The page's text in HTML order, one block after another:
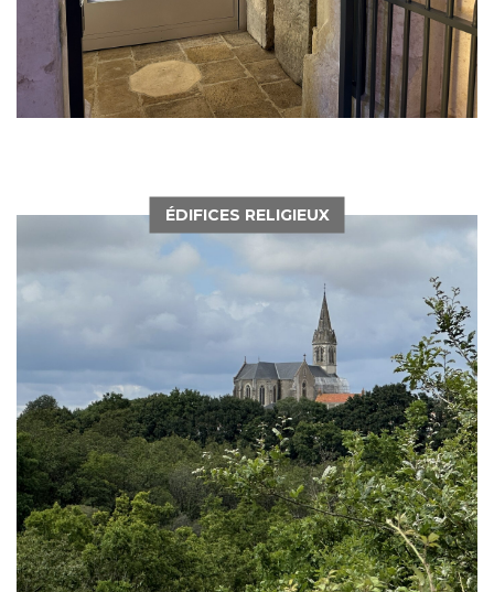
ÉDIFICES RELIGIEUX